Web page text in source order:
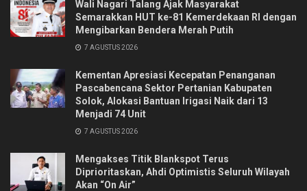
Wali Nagari Talang Ajak Masyarakat
Semarakkan HUT ke-81 Kemerdekaan RI dengan
Mengibarkan Bendera Merah Putih
7 AGUSTUS 2026
Kementan Apresiasi Kecepatan Penanganan
Pascabencana Sektor Pertanian Kabupaten
Solok, Alokasi Bantuan Irigasi Naik dari 13
Menjadi 74 Unit
7 AGUSTUS 2026
Mengakses Titik Blankspot Terus
Diprioritaskan, Ahdi Optimistis Seluruh Wilayah
Akan “On Air”